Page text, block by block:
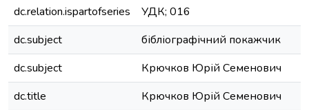
dc.relation.ispartofseries
УДК; 016
dc.subject
бібліографічний покажчик
dc.subject
Крючков Юрій Семенович
dc.title
Крючков Юрій Семенович